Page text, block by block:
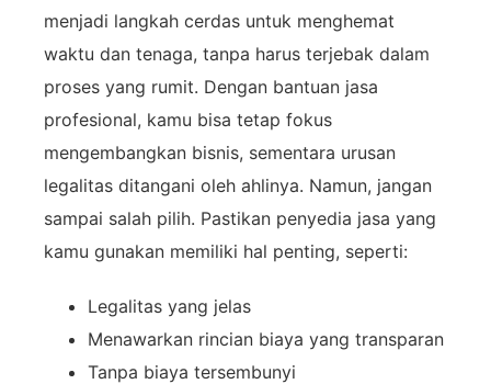
menjadi langkah cerdas untuk menghemat
waktu dan tenaga, tanpa harus terjebak dalam
proses yang rumit. Dengan bantuan jasa
profesional, kamu bisa tetap fokus
mengembangkan bisnis, sementara urusan
legalitas ditangani oleh ahlinya. Namun, jangan
sampai salah pilih. Pastikan penyedia jasa yang
kamu gunakan memiliki hal penting, seperti:
Legalitas yang jelas
Menawarkan rincian biaya yang transparan
Tanpa biaya tersembunyi